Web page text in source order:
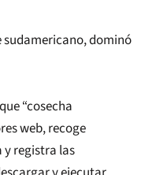
sudamericano, dominó
“cosecha
web, recoge
registra las